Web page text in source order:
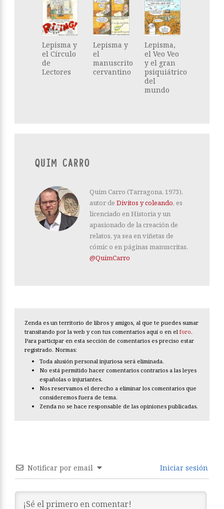
Lepisma y
el Círculo
de
Lectores
Lepisma y
el
manuscrito
cervantino
Lepisma,
el Veo Veo
y el gran
psiquiátrico
del
mundo
QUIM CARRO
Quim Carro (Tarragona, 1973),
autor de Divitos y coleando, es
licenciado en Historia y un
apasionado de la creación de
relatos, ya sea en viñetas de
cómic o en páginas manuscritas.
@QuimCarro
Zenda es un territorio de libros y amigos, al que te puedes sumar
transitando por la web y con tus comentarios aquí o en el foro.
Para participar en esta sección de comentarios es preciso estar
registrado. Normas:
Toda alusión personal injuriosa será eliminada.
No está permitido hacer comentarios contrarios a las leyes
españolas o injuriantes.
Nos reservamos el derecho a eliminar los comentarios que
consideremos fuera de tema.
Zenda no se hace responsable de las opiniones publicadas.
Notificar por email Iniciar sesión